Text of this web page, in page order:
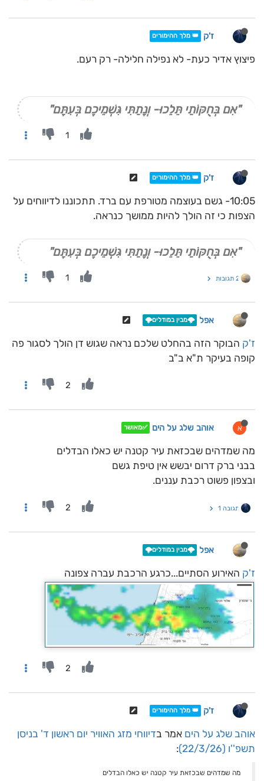
ז'ק 👑 מלך ההימורים
פיצוץ אדיר כעת- לא נפילה חלילה- רק רעם.
"אִם בְּחֻקּוֹתַי תֵּלֵכוּ- וְנָתַתִּי גִּשְׁמֵיכֶם בְּעִתָּם"
1
ז'ק 👑 מלך ההימורים
10:05- גשם בעוצמה מטורפת עם ברד. תתכוננו לדיווחים על
הצפות כי זה הולך להיות ממושך כנראה.
"אִם בְּחֻקּוֹתַי תֵּלֵכוּ- וְנָתַתִּי גִּשְׁמֵיכֶם בְּעִתָּם"
2 תגובות 1
אפל 🌩️מבין במודלים🌩️
ז'ק הבוקר הזה בהחלט שלכם נראה שגוש דן הולך לסגור פה
קופה בעיקר ת"א ב"ב
2
א אוהב שלג על הים ✅מאושר
מה שמדהים שבכזאת עיר קטנה יש כאלו הבדלים
בבני ברק דרום יבשש אין טיפת גשם
ובצפון פשוט רכבת עננים.
תגובה 1 2
אפל 🌩️מבין במודלים🌩️
ז'ק האירוע הסתיים...כרגע הרכבת עברה צפונה
2
ז'ק 👑 מלך ההימורים
אוהב שלג על הים אמר בדיווחי מזג האוויר יום ראשון ד' בניסן
תשפ''ו (22/3/26)
:
מה שמדהים שבכזאת עיר קטנה יש כאלו הבדלים